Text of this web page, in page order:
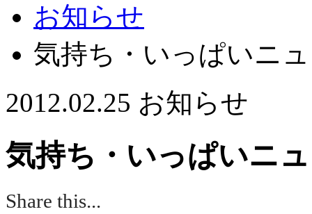
お知らせ
気持ち・いっぱいニ
2012.02.25 お知らせ
気持ち・いっぱいニ
Share this...